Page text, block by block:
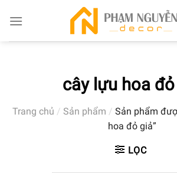
cây lựu hoa
Trang chủ / Sản phẩm / Sản phẩm
hoa đỏ giả”
LỌC